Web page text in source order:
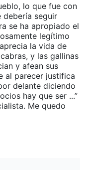
lo que fue con
debería seguir
se ha apropiado el
legítimo
la vida de
y las gallinas
y afean sus
al parecer justifica
delante diciendo
hay que ser ...”
Me quedo